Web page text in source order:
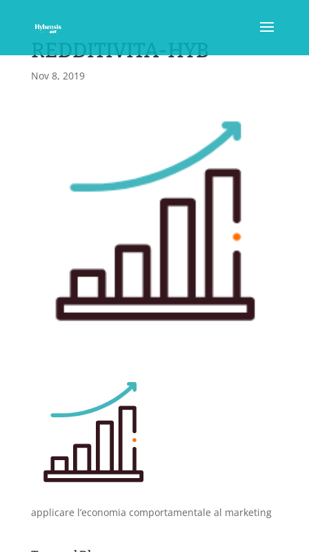
REDDITIVITA-HYB
Nov 8, 2019
applicare l’economia comportamentale al marketing